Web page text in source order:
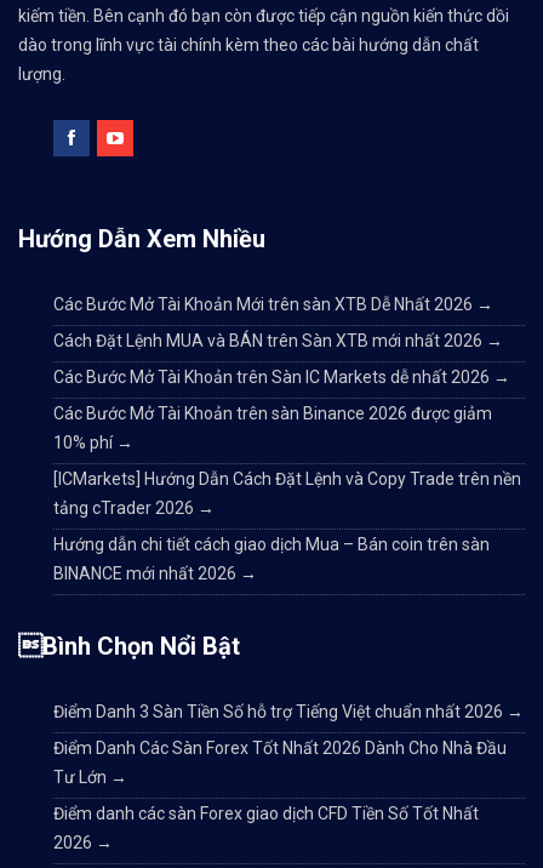
kiếm tiền. Bên cạnh đó bạn còn được tiếp cận nguồn kiến thức dồi
dào trong lĩnh vực tài chính kèm theo các bài hướng dẫn chất
lượng.
Hướng Dẫn Xem Nhiều
Các Bước Mở Tài Khoản Mới trên sàn XTB Dễ Nhất 2026 →
Cách Đặt Lệnh MUA và BÁN trên Sàn XTB mới nhất 2026 →
Các Bước Mở Tài Khoản trên Sàn IC Markets dễ nhất 2026 →
Các Bước Mở Tài Khoản trên sàn Binance 2026 được giảm
10% phí →
[ICMarkets] Hướng Dẫn Cách Đặt Lệnh và Copy Trade trên nền
tảng cTrader 2026 →
Hướng dẫn chi tiết cách giao dịch Mua – Bán coin trên sàn
BINANCE mới nhất 2026 →
Bình Chọn Nổi Bật
Điểm Danh 3 Sàn Tiền Số hỗ trợ Tiếng Việt chuẩn nhất 2026 →
Điểm Danh Các Sàn Forex Tốt Nhất 2026 Dành Cho Nhà Đầu
Tư Lớn →
Điểm danh các sàn Forex giao dịch CFD Tiền Số Tốt Nhất
2026 →